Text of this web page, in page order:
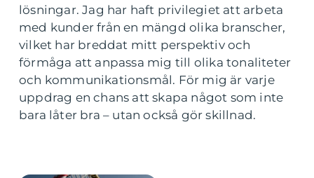
lösningar. Jag har haft privilegiet att arbeta
med kunder från en mängd olika branscher,
vilket har breddat mitt perspektiv och
förmåga att anpassa mig till olika tonaliteter
och kommunikationsmål. För mig är varje
uppdrag en chans att skapa något som inte
bara låter bra – utan också gör skillnad.